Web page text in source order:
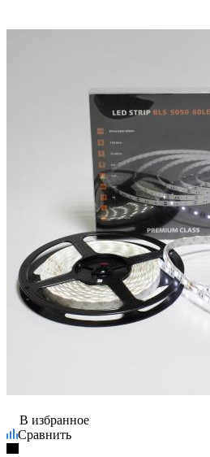
В избранное
Сравнить